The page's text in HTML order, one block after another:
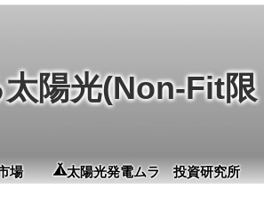
陽光(Non-Fit限
場 太陽光発電ムラ 投資研究所